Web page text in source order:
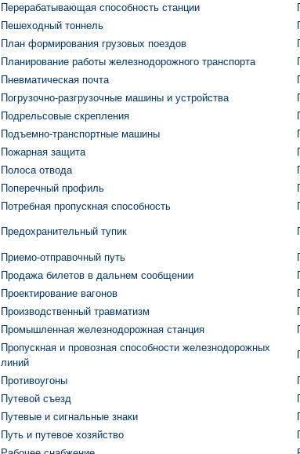
Перерабатывающая способность станции
Пешеходный тоннель
План формирования грузовых поездов
Планирование работы железнодорожного транспорта
Пневматическая почта
Погрузочно-разгрузочные машины и устройства
Подрельсовые скрепления
Подъемно-транспортные машины
Пожарная защита
Полоса отвода
Поперечный профиль
Потребная пропускная способность
Предохранительный тупик
Приемо-отправочный путь
Продажа билетов в дальнем сообщении
Проектирование вагонов
Производственный травматизм
Промышленная железнодорожная станция
Пропускная и провозная способности железнодорожных
линий
Противоугоны
Путевой съезд
Путевые и сигнальные знаки
Путь и путевое хозяйство